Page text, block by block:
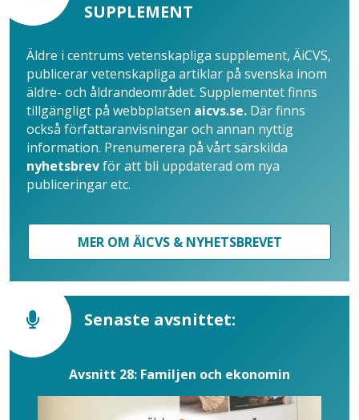
SUPPLEMENT
Äldre i centrums vetenskapliga supplement, ÄiCVS,
publicerar vetenskapliga artiklar på svenska inom
äldre- och åldrandeområdet. Supplementet finns
tillgängligt på webbplatsen aicvs.se. Där finns
också författaranvisningar och annan nyttig
information. Prenumerera på vårt särskilda
nyhetsbrevför att bli uppdaterad om nya
publiceringar etc.
MER OM ÄICVS & NYHETSBREVET
Senaste avsnittet:
Avsnitt 28: Familjen och ekonomin